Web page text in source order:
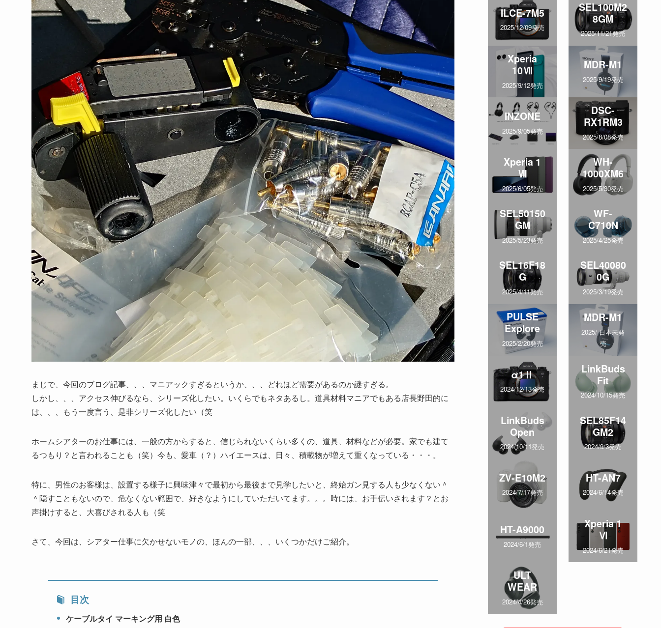
まじで、今回のブログ記事、、、マニアックすぎるというか、、、どれほど需要があるのか謎すぎる。
しかし、、、アクセス伸びるなら、シリーズ化したい。いくらでもネタあるし。道具材料マニアでもある店長野田的に
は、、、もう一度言う、是非シリーズ化したい（笑
ホームシアターのお仕事には、一般の方からすると、信じられないくらい多くの、道具、材料などが必要。家でも建て
るつもり？と言われることも（笑）今も、愛車（？）ハイエースは、日々、積載物が増えて重くなっている・・・。
特に、男性のお客様は、設置する様子に興味津々で最初から最後まで見学したいと、終始ガン見する人も少なくない＾
＾隠すこともないので、危なくない範囲で、好きなようにしていただいてます。。。時には、お手伝いされます？とお
声掛けすると、大喜びされる人も（笑
さて、今回は、シアター仕事に欠かせないモノの、ほんの一部、、、いくつかだけご紹介。
目次
ケーブルタイ マーキング用 白色
ILCE-7M5
2025/12/09発売
SEL100M2
8GM
2025/11/21発売
Xperia
10Ⅶ
2025/9/12発売
MDR-M1
2025/9/19発売
INZONE
2025/9/05発売
DSC-
RX1RM3
2025/8/08発売
Xperia 1
Ⅶ
2025/6/05発売
WH-
1000XM6
2025/5/30発売
SEL50150
GM
2025/5/23発売
WF-
C710N
2025/4/25発売
SEL16F18
G
2025/4/11発売
SEL40080
0G
2025/3/19発売
PULSE
Explore
2025/2/20発売
MDR-M1
2025/ 日本未発
売
α1Ⅱ
2024/12/13発売
LinkBuds
Fit
2024/10/15発売
LinkBuds
Open
2024/10/11発売
SEL85F14
GM2
2024/9/3発売
ZV-E10M2
2024/7/17発売
HT-AN7
2024/6/14発売
HT-A9000
2024/6/1発売
Xperia 1
Ⅵ
2024/6/21発売
ULT
WEAR
2024/4/26発売